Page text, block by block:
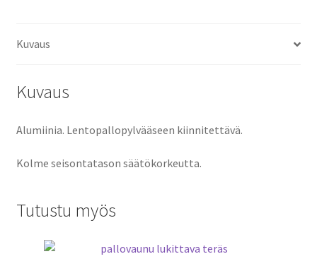
Kuvaus
Kuvaus
Alumiinia. Lentopallopylvääseen kiinnitettävä.
Kolme seisontatason säätökorkeutta.
Tutustu myös